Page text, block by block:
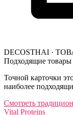
DECOSTHAI ·
Подходящие товары
Точной карточки
наиболее
Смотреть
Vital Proteins